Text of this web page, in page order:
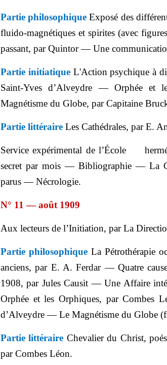
Partie philosophiqueExposé des
fluido-magnétiques et spirites (avec
passant, parQuintor— Une
Partie initiatique L'Action psychique à
Saint-Yves d’Alveydre — Orphée et
Magnétisme du Globe, par Capitaine
Partie littéraire Les Cathédrales, par E.
Service expérimental de l’École
secret par mois — Bibliographie — La
parus — Nécrologie.
N° 11 — août 1909
Aux lecteurs de l’Initiation, par La
Partie philosophique La Pétrothérapie
anciens,par E. A.Ferdar— Quatre
1908, par JulesCausit — Une Affaire
Orphée et les Orphiques, par Combes
d’Alveydre— Le Magnétisme du Globe
Partie littéraire Chevalier du Christ,
par Combes Léon.